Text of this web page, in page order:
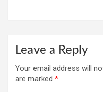
Leave a Reply
Your email address will
are marked *